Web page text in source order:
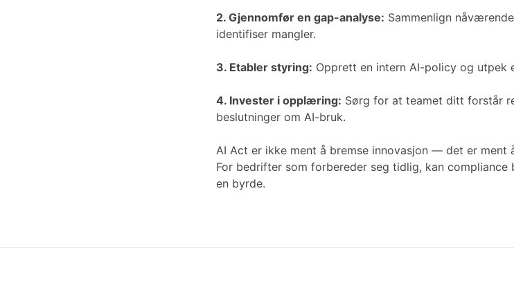
2. Gjennomfør en gap-analyse: Sammenlign
identifiser mangler.
3. Etabler styring: Opprett en intern AI-policy og utpek
4. Invester i opplæring: Sørg for at teamet ditt forstår
beslutninger om AI-bruk.
AI Act er ikke ment å bremse innovasjon — det er ment
For bedrifter som forbereder seg tidlig, kan compliance
en byrde.